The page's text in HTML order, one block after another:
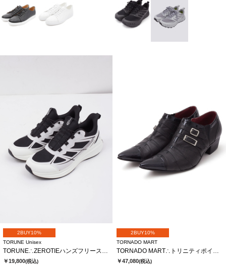
2BUY10%
TORUNE Unisex
TORUNE∴ZEROTIEハンズフリースニーカー
￥19,800(税込)
2BUY10%
TORNADO MART
TORNADO MART∴トリニティポインテッドシューズ
￥47,080(税込)